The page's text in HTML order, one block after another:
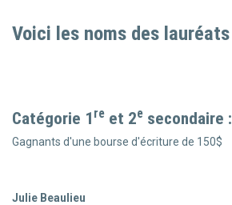
Voici les noms des lauréats
Catégorie 1 re et 2e secondaire :
Gagnants d'une bourse d'écriture de 150$
Julie Beaulieu